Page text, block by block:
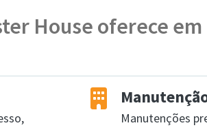
House oferece
Manutenções